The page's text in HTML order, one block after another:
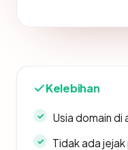
Kelebihan
Usia domain di
Tidak ada